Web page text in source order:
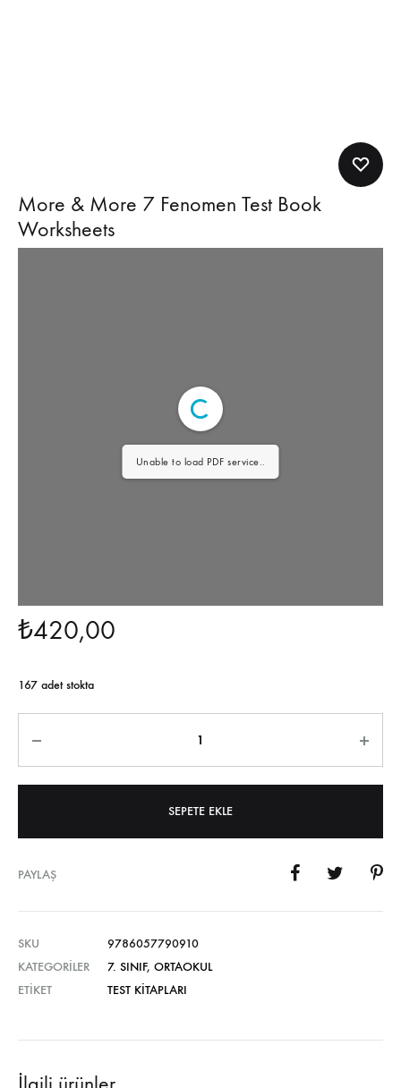
More & More 7 Fenomen Test Book
Worksheets
Unable to load PDF service..
₺420,00
167 adet stokta
SEPETE EKLE
PAYLAŞ
SKU
9786057790910
KATEGORILER
7. SINIF, ORTAOKUL
ETIKET
TEST KITAPLARI